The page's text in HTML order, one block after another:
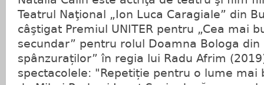
Teatrul Naţional „Ion Luca Caragiale” din
câştigat Premiul UNITER pentru „Cea mai
secundar” pentru rolul Doamna Bologa din
spânzuraților” în regia lui Radu Afrim
spectacolele: "Repetiție pentru o lume mai